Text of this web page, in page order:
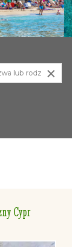
×
Cypr